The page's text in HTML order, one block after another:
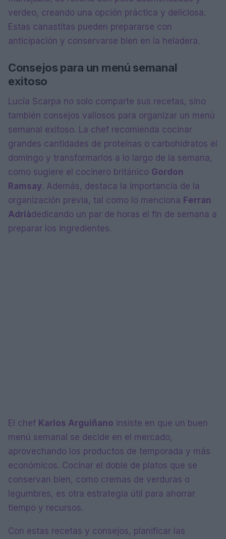
verdeo, creando una opción práctica y deliciosa.
Estas canastitas pueden prepararse con
anticipación y conservarse bien en la heladera.
Consejos para un menú semanal
exitoso
Lucía Scarpa no solo comparte sus recetas, sino
también consejos valiosos para organizar un menú
semanal exitoso. La chef recomienda cocinar
grandes cantidades de proteínas o carbohidratos el
domingo y transformarlos a lo largo de la semana,
como sugiere el cocinero británico Gordon
Ramsay. Además, destaca la importancia de la
organización previa, tal como lo menciona Ferran
Adriàdedicando un par de horas el fin de semana a
preparar los ingredientes.
El chef Karlos Arguiñano insiste en que un buen
menú semanal se decide en el mercado,
aprovechando los productos de temporada y más
económicos. Cocinar el doble de platos que se
conservan bien, como cremas de verduras o
legumbres, es otra estrategia útil para ahorrar
tiempo y recursos.
Con estas recetas y consejos, planificar las